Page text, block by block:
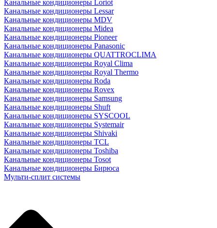
Канальные кондиционеры Loriot
Канальные кондиционеры Lessar
Канальные кондиционеры MDV
Канальные кондиционеры Midea
Канальные кондиционеры Pioneer
Канальные кондиционеры Panasonic
Канальные кондиционеры QUATTROCLIMA
Канальные кондиционеры Royal Clima
Канальные кондиционеры Royal Thermo
Канальные кондиционеры Roda
Канальные кондиционеры Rovex
Канальные кондиционеры Samsung
Канальные кондиционеры Shuft
Канальные кондиционеры SYSCOOL
Канальные кондиционеры Systemair
Канальные кондиционеры Shivaki
Канальные кондиционеры TCL
Канальные кондиционеры Toshiba
Канальные кондиционеры Tosot
Канальные кондиционеры Бирюса
Мульти-сплит системы